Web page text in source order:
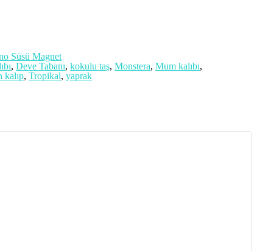
Süsü Magnet
,Deve Tabanı,kokulu taş,Monstera,Mum kalıbı,
kalıp,Tropikal,yaprak